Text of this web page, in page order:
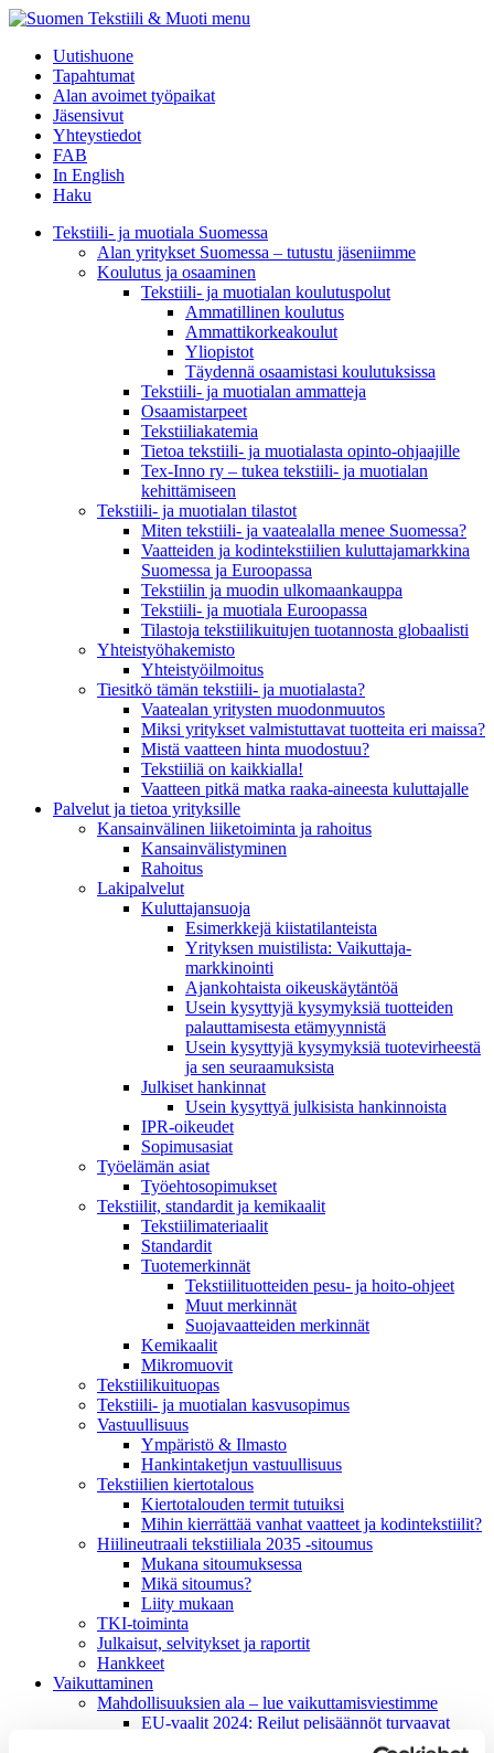
menu
Uutishuone
Tapahtumat
Alan avoimet työpaikat
Jäsensivut
Yhteystiedot
FAB
In English
Haku
Tekstiili- ja muotiala Suomessa
Alan yritykset Suomessa – tutustu jäseniimme
Koulutus ja osaaminen
Tekstiili- ja muotialan koulutuspolut
Ammatillinen koulutus
Ammattikorkeakoulut
Yliopistot
Täydennä osaamistasi koulutuksissa
Tekstiili- ja muotialan ammatteja
Osaamistarpeet
Tekstiiliakatemia
Tietoa tekstiili- ja muotialasta opinto-ohjaajille
Tex-Inno ry – tukea tekstiili- ja muotialan
kehittämiseen
Tekstiili- ja muotialan tilastot
Miten tekstiili- ja vaatealalla menee Suomessa?
Vaatteiden ja kodintekstiilien kuluttajamarkkina
Suomessa ja Euroopassa
Tekstiilin ja muodin ulkomaankauppa
Tekstiili- ja muotiala Euroopassa
Tilastoja tekstiilikuitujen tuotannosta globaalisti
Yhteistyö­hakemisto
Yhteistyöilmoitus
Tiesitkö tämän tekstiili- ja muotialasta?
Vaatealan yritysten muodonmuutos
Miksi yritykset valmistuttavat tuotteita eri maissa?
Mistä vaatteen hinta muodostuu?
Tekstiiliä on kaikkialla!
Vaatteen pitkä matka raaka-aineesta kuluttajalle
Palvelut ja tietoa yrityksille
Kansainvälinen liiketoiminta ja rahoitus
Kansain­välistyminen
Rahoitus
Lakipalvelut
Kuluttajansuoja
Esimerkkejä kiistatilanteista
Yrityksen muistilista: Vaikuttaja­
markkinointi
Ajankohtaista oikeuskäytäntöä
Usein kysyttyjä kysymyksiä tuotteiden
palauttamisesta etämyynnistä
Usein kysyttyjä kysymyksiä tuotevirheestä
ja sen seuraamuksista
Julkiset hankinnat
Usein kysyttyä julkisista hankinnoista
IPR-oikeudet
Sopimusasiat
Työelämän asiat
Työehto­sopimukset
Tekstiilit, standardit ja kemikaalit
Tekstiilimateriaalit
Standardit
Tuotemerkinnät
Tekstiilituotteiden pesu- ja hoito-ohjeet
Muut merkinnät
Suojavaatteiden merkinnät
Kemikaalit
Mikromuovit
Tekstiilikuitu­opas
Tekstiili- ja muotialan kasvusopimus
Vastuullisuus
Ympäristö & Ilmasto
Hankintaketjun vastuullisuus
Tekstiilien kiertotalous
Kiertotalouden termit tutuiksi
Mihin kierrättää vanhat vaatteet ja kodintekstiilit?
Hiilineutraali tekstiiliala 2035 -sitoumus
Mukana sitoumuksessa
Mikä sitoumus?
Liity mukaan
TKI-toiminta
Julkaisut, selvitykset ja raportit
Hankkeet
Vaikuttaminen
Mahdollisuuksien ala – lue vaikuttamis­viestimme
EU-vaalit 2024: Reilut pelisäännöt turvaavat
elinvoimaisen tekstiili- ja muotialan Suomessa ja